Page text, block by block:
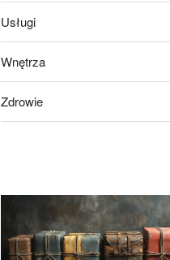
Usługi
Wnętrza
Zdrowie